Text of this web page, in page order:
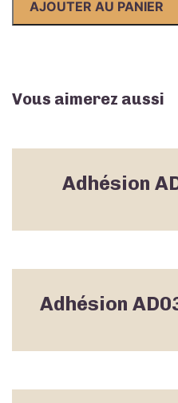
2026
ans
AJOUTER AU PANIER
Vous aimerez aussi
Adhésion
Adhésion